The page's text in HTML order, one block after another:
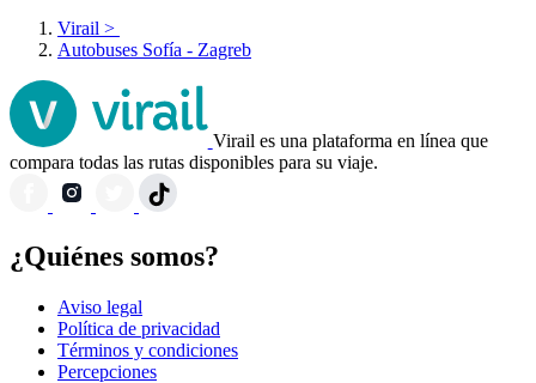
Virail >
Autobuses Sofía - Zagreb
Virail es una plataforma en línea que
compara todas las rutas disponibles para su viaje.
¿Quiénes somos?
Aviso legal
Política de privacidad
Términos y condiciones
Percepciones